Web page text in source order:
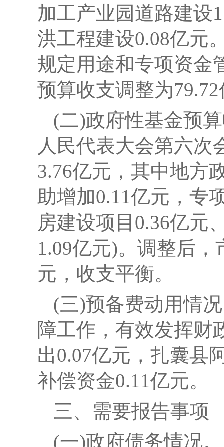
加工产业园道路建设
洪工程建设0.08亿元
规定用途和专项资金
预算收支调整为
(二)政府性基金预
人民代表大会第六次
3.76亿元，其中地方
助增加0.11亿元，专
房建设项目0.36亿元
1.09亿元)。调整后
元，收支平衡。
(三)预备费动用情
障工作， 有效发挥财
出0.07亿元，扎囊县
补偿资金0.11亿元。
三、需要报告事项
(一)政府债务情况。